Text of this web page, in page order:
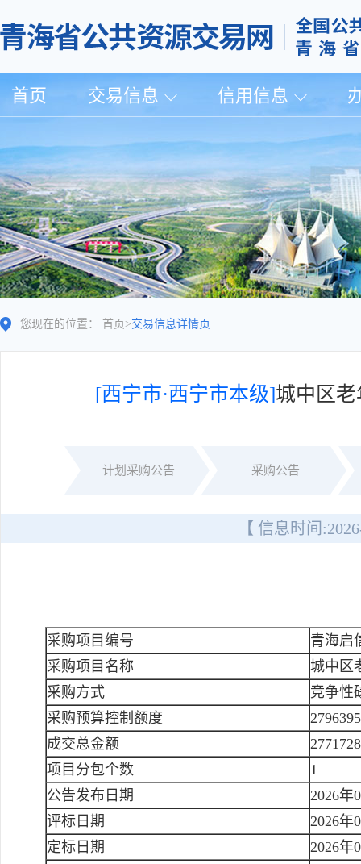
首页 交易信息 信用信息
您现在的位置： 首页 >交易信息详情页
[西宁市·西宁市本级]城中区
计划采购公告 采购公告
【 信息时间:
采购项目编号
青海启
采购项目名称
城中区
采购方式
竞争性
采购预算控制额度
成交总金额
项目分包个数
1
公告发布日期
2026年
评标日期
2026年
定标日期
2026年